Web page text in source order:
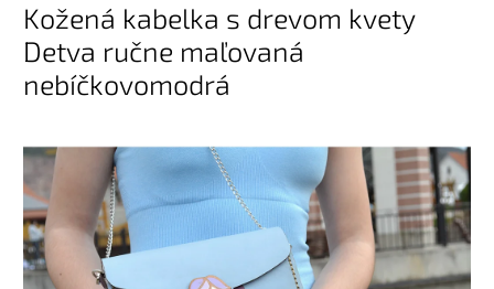
Kožená kabelka s drevom kvety
Detva ručne maľovaná
nebíčkovomodrá